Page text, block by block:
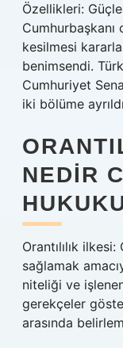
Özellikleri:
kesilmesi
benimsendi.
Cumhuriyet
iki bölüme
NEDIR
Orantılılık
sağlamak
niteliği ve işlenen
gerekçeler
arasında